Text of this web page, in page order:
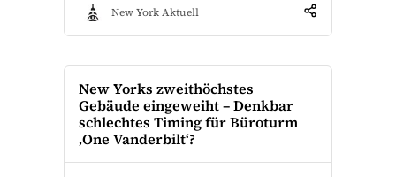
New York Aktuell
New Yorks zweithöchstes
Gebäude eingeweiht – Denkbar
schlechtes Timing für Büroturm
‚One Vanderbilt‘?